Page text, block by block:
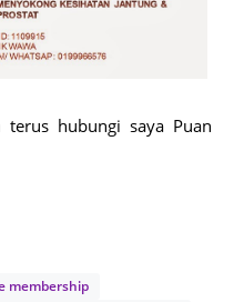
hubungi saya Puan
membership